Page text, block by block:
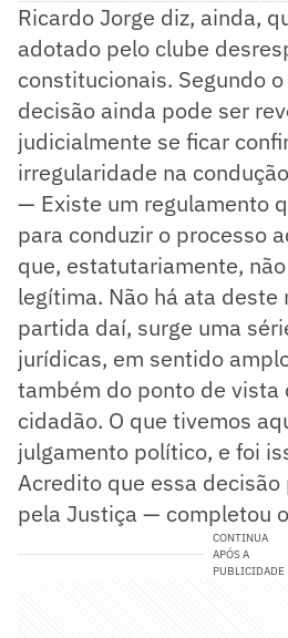
Ricardo Jorge diz, ainda,
adotado pelo clube
constitucionais. Segundo
decisão ainda pode ser
judicialmente se ficar
irregularidade na
— Existe um regulamento
para conduzir o processo
que, estatutariamente,
legítima. Não há ata deste
partida daí, surge uma
jurídicas, em sentido
também do ponto de vista
cidadão. O que tivemos
julgamento político, e foi
Acredito que essa
pela Justiça — completou
CONTINUA
APÓS A
PUBLICIDADE